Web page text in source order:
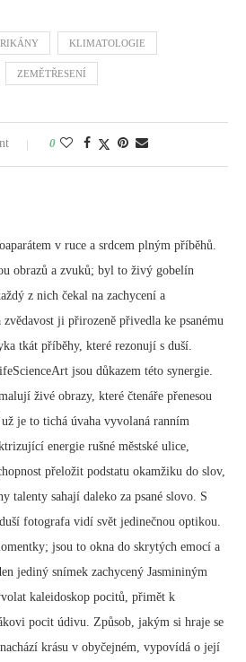
KLIMATOLOGIE
ZEMĚTŘESENÍ
0
v ruce a srdcem plným příběhů.
obrazů a zvuků; byl to živý gobelín
z nich čekal na zachycení a
ji přirozeně přivedla ke psanému
tkát příběhy, které rezonují s duší.
jsou důkazem této synergie.
živé obrazy, které čtenáře přenesou
je to tichá úvaha vyvolaná ranním
energie rušné městské ulice,
přeložit podstatu okamžiku do slov,
talenty sahají daleko za psané slovo. S
fotografa vidí svět jedinečnou optikou.
jsou to okna do skrytých emocí a
jediný snímek zachycený Jasmininým
kaleidoskop pocitů, přimět k
pocit údivu. Způsob, jakým si hraje se
krásu v obyčejném, vypovídá o její